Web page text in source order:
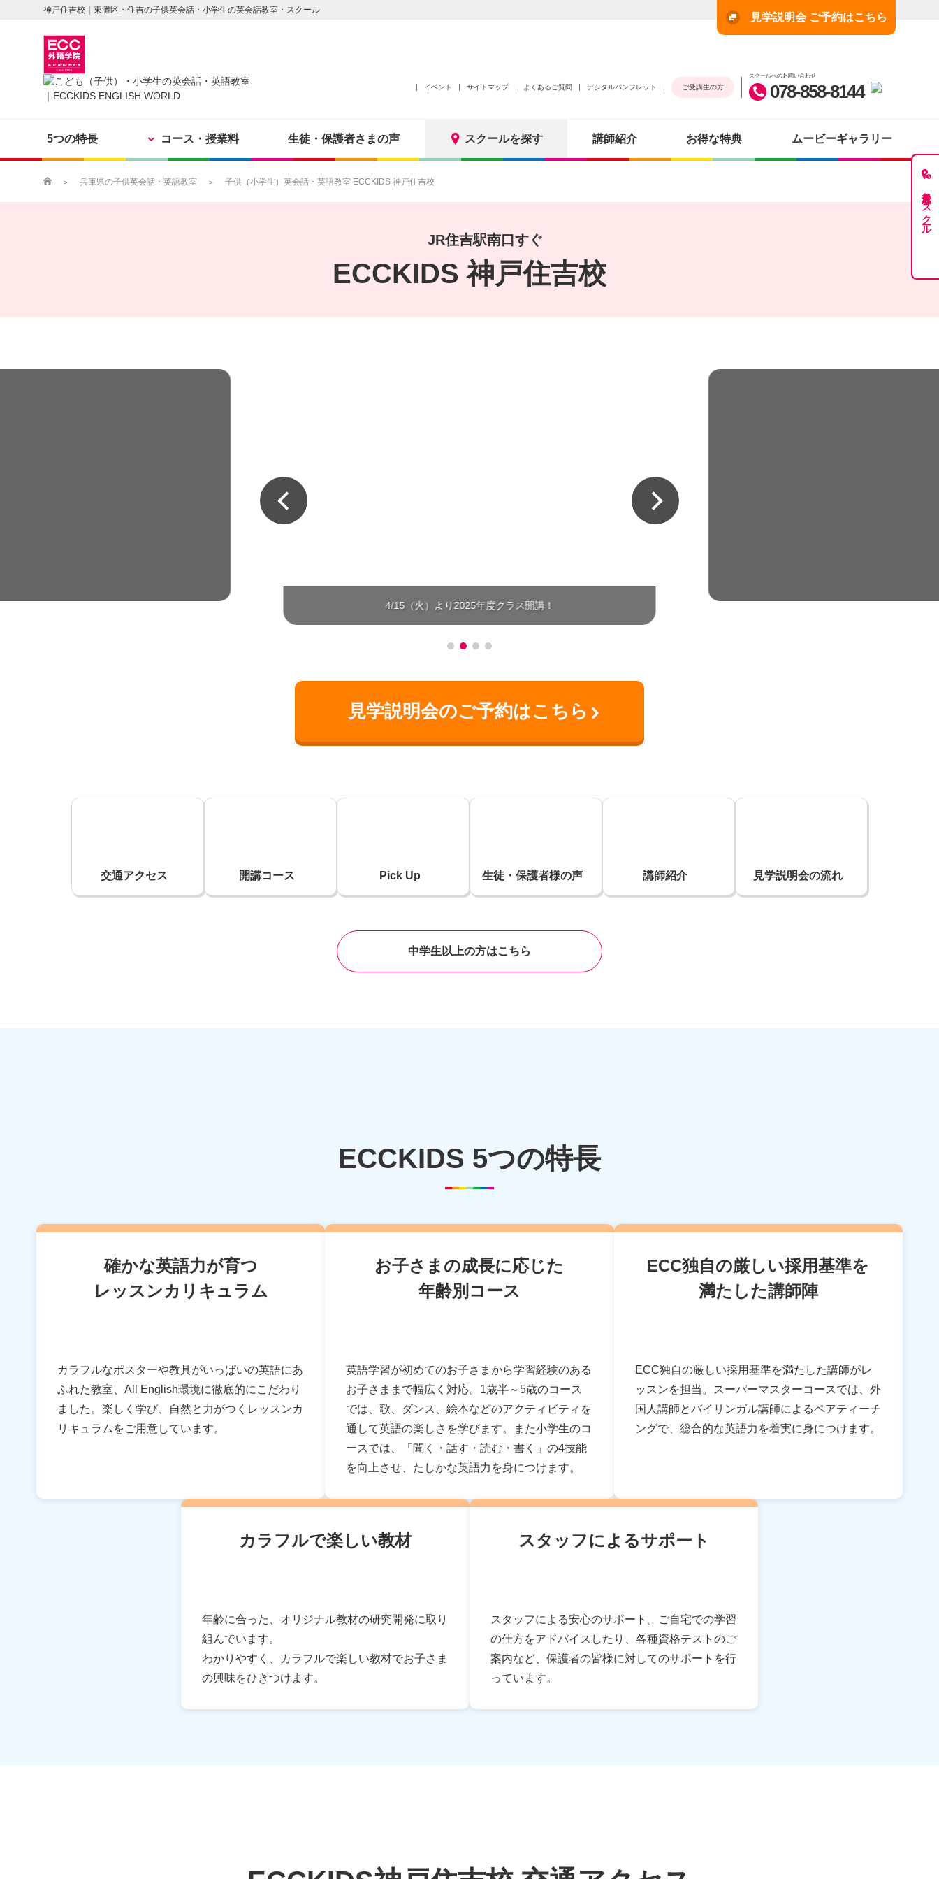
神戸住吉校｜東灘区・住吉の子供英会話・小学生の英会話教室・スクール
見学説明会 ご予約はこちら
イベント サイトマップ よくあるご質問 デジタルパンフレット ご受講生の方
スクールへのお問い合わせ
078-858-8144
5つの特長 コース・授業料 生徒・保護者さまの声 スクールを探す 講師紹介 お得な特典 ムービーギャラリー
最近見たスクール
兵庫県の子供英会話・英語教室 子供（小学生）英会話・英語教室 ECCKIDS 神戸住吉校
JR住吉駅南口すぐ
ECCKIDS 神戸住吉校
楽しく英会話にチャレンジしてみませんか？
見学説明会のご予約はこちら
交通アクセス 開講コース Pick Up 生徒・ 保護者様の声 講師紹介 見学説明会の流れ
中学生以上の方はこちら
ECCKIDS 5つの特長
確かな英語力が育つ
レッスンカリキュラム
カラフルなポスターや教具がいっぱいの英語にあ
ふれた教室、All English環境に徹底的にこだわり
ました。楽しく学び、自然と力がつくレッスンカ
リキュラムをご用意しています。
お子さまの成長に応じた
年齢別コース
英語学習が初めてのお子さまから学習経験のある
お子さままで幅広く対応。1歳半～5歳のコース
では、歌、ダンス、絵本などのアクティビティを
通して英語の楽しさを学びます。また小学生のコ
ースでは、「聞く・話す・読む・書く」の4技能
を向上させ、たしかな英語力を身につけます。
ECC独自の厳しい採用基準を
満たした講師陣
ECC独自の厳しい採用基準を満たした講師がレ
ッスンを担当。スーパーマスターコースでは、外
国人講師とバイリンガル講師によるペアティーチ
ングで、総合的な英語力を着実に身につけます。
カラフルで楽しい教材
年齢に合った、オリジナル教材の研究開発に取り
組んでいます。
わかりやすく、カラフルで楽しい教材でお子さま
の興味をひきつけます。
スタッフによるサポート
スタッフによる安心のサポート。ご自宅での学習
の仕方をアドバイスしたり、各種資格テストのご
案内など、保護者の皆様に対してのサポートを行
っています。